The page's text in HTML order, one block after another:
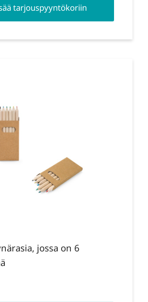
tarjouspyyntökoriin
jossa on 6